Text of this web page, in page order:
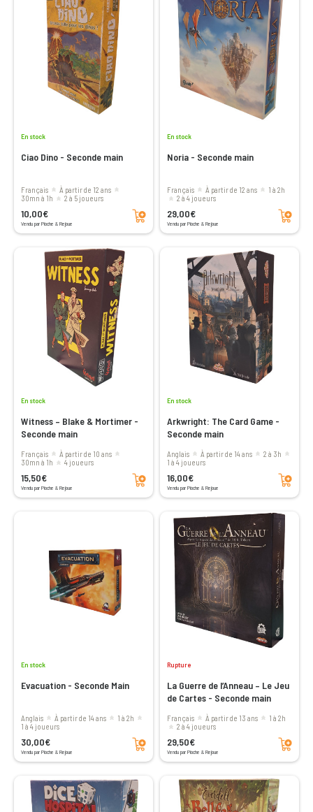
En stock
Ciao Dino - Seconde main
Français
à partir de 12 ans
30mn à 1h
2 à 5 joueurs
10,00€
Vendu par Pioche & Rejoue
Ajouter au panier
En stock
Noria - Seconde main
Français à partir de 12 ans
1 à 2h
2 à 4 joueurs
29,00€
Vendu par Pioche & Rejoue
Ajouter au panier
En stock
Witness – Blake & Mortimer -
Seconde main
Français
à partir de 10 ans
30mn à 1h
4 joueurs
15,50€
Vendu par Pioche & Rejoue
Ajouter au panier
En stock
Arkwright: The Card Game -
Seconde main
Anglais à partir de 14 ans
2 à 3h
1 à 4 joueurs
16,00€
Vendu par Pioche & Rejoue
Ajouter au panier
En stock
Evacuation - Seconde Main
Anglais à partir de 14 ans
1 à 2h
1 à 4 joueurs
30,00€
Vendu par Pioche & Rejoue
Ajouter au panier
Rupture
La Guerre de l’Anneau – Le Jeu
de Cartes - Seconde main
Français à partir de 13 ans
1 à 2h
2 à 4 joueurs
29,50€
Vendu par Pioche & Rejoue
Ajouter au panier